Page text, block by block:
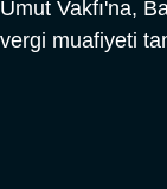
Umut Vakfı'na,
vergi muafiyeti